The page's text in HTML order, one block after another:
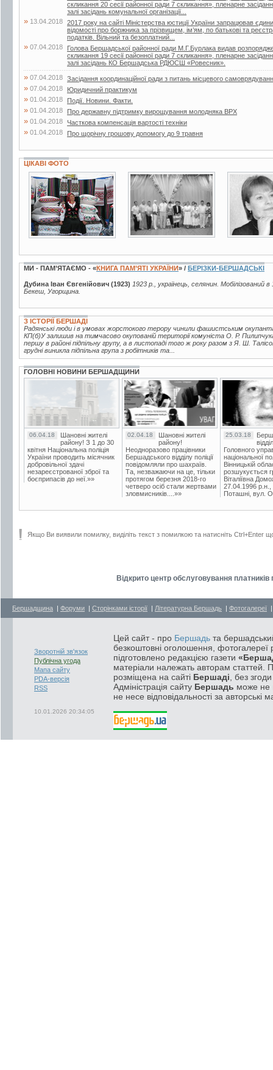
скликання 20 сесії районної ради 7 скликання», пленарне
залі засідань комунальної організації...
» 13.04.2018 2017 року на сайті Міністерства юстиції України запрацював
відомості про боржника за прізвищем, ім’ям, по батькові та
податків. Вільний та безоплатний...
» 07.04.2018
Голова Бершадської районної ради М.Г.Бурлака видав
скликання 19 сесії районної ради 7 скликання», пленарне
залі засідань КО Бершадська РДЮСШ «Ровесник».
» 07.04.2018 Засідання координаційної ради з питань місцевого
» 07.04.2018 Юридичний практикум
» 01.04.2018 Події. Новини. Факти.
» 01.04.2018 Про державну підтримку вирощування молодняка ВРХ
» 01.04.2018 Часткова компенсація вартості техніки
» 01.04.2018 Про щорічну грошову допомогу до 9 травня
ЦІКАВІ ФОТО
14 фото 3 фото 3 фото
МИ - ПАМ’ЯТАЄМО - «КНИГА ПАМ’ЯТІ УКРАЇНИ» / БЕРІЗКИ-БЕРШАДСЬКІ
Дубина Іван Євгенійович (1923) 1923 р., українець, селянин.
Бекеш, Угорщина.
З ІСТОРІЇ БЕРШАДІ
Радянські люди і в умовах жорстокого терору чинили фашистським
КП(б)У залишив на тимчасово окупованій території комуніста О. Р.
першу в районі підпільну групу, а в листопаді того ж року разом з Я. Ш.
грудні виникла підпільна група з робітників та...
ГОЛОВНІ НОВИНИ БЕРШАДЩИНИ
06.04.18
Шановні жителі
району! З 1 до 30
квітня Національна поліція
України проводить місячник
добровільної здачі
незареєстрованої зброї та
боєприпасів до неї.»»
02.04.18
Шановні жителі
району!
Неодноразово працівники
Бершадського відділу поліції
повідомляли про шахраїв.
Та, незважаючи на це, тільки
протягом березня 2018-го
четверо осіб стали жертвами
зловмисників....»»
25.03.18
Головного
національної
Вінницькій
розшукується
Віталіївна
27.04.1996 р.н.,
Поташні, вул.
Якщо Ви виявили помилку, виділіть текст з помилкою та натисніть Ctrl+Enter
Відкрито центр обслуговування
Бершадщина | Форуми | Сторінками історії | Літературна Бершадь | Фотогалереї
Зворотній зв'язок
Публічна угода
Мапа сайту
PDA-версія
RSS
10.01.2026 20:34:05
Цей сайт - про Бершадь та
безкоштовні оголошення, фотогалереї
підготовлено редакцією газети
матеріали належать авторам статтей.
розміщена на сайті Бершаді , без
Адміністрація сайту Бершадь може не
не несе відповідальності за авторські